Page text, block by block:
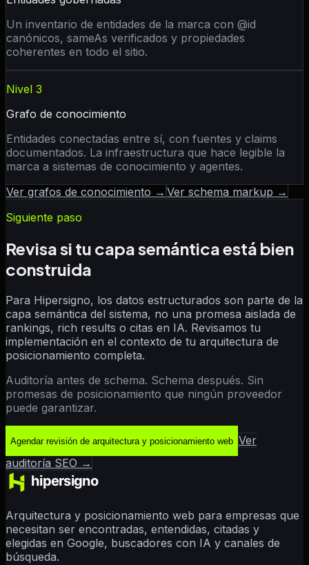
Un inventario de entidades de la marca con @id
canónicos, sameAs verificados y propiedades
coherentes en todo el sitio.
Nivel 3
Grafo de conocimiento
Entidades conectadas entre sí, con fuentes y claims
documentados. La infraestructura que hace legible la
marca a sistemas de conocimiento y agentes.
Ver grafos de conocimiento → Ver schema markup →
Siguiente paso
Revisa si tu capa semántica está bien
construida
Para Hipersigno, los datos estructurados son parte de la
capa semántica del sistema, no una promesa aislada de
rankings, rich results o citas en IA. Revisamos tu
implementación en el contexto de tu arquitectura de
posicionamiento completa.
Auditoría antes de schema. Schema después. Sin
promesas de posicionamiento que ningún proveedor
puede garantizar.
Agendar revisión de arquitectura y posicionamiento web Ver
auditoría SEO →
Arquitectura y posicionamiento web para empresas que
necesitan ser encontradas, entendidas, citadas y
elegidas en Google, buscadores con IA y canales de
búsqueda.